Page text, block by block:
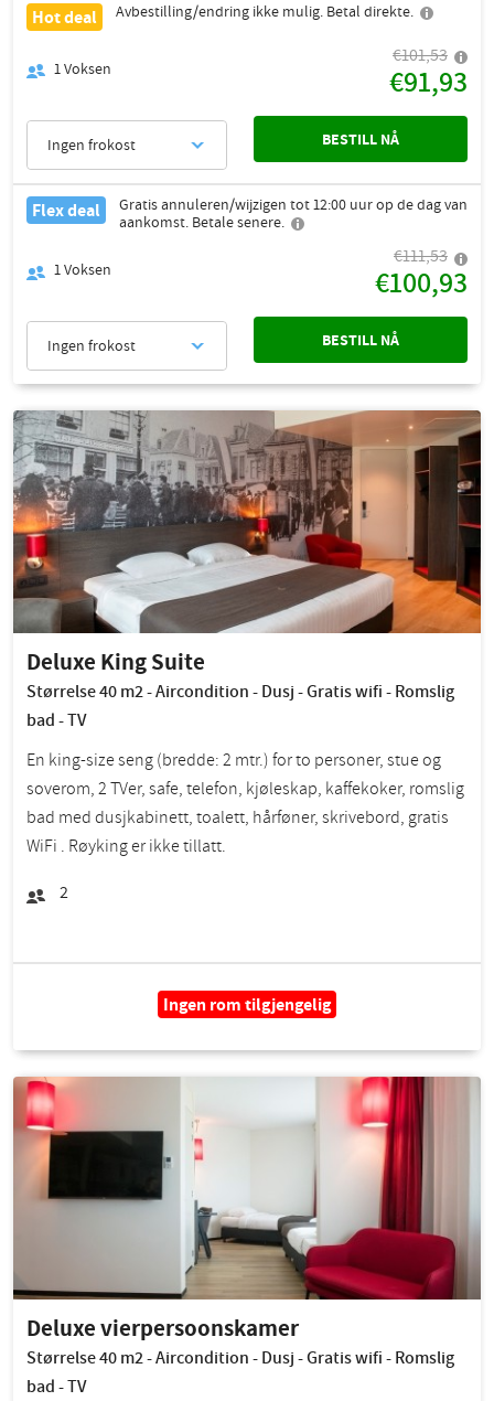
Hot deal Avbestilling/endring ikke mulig. Betal direkte.
1Voksen
€101,53
€91,93
Ingen frokost BESTILL NÅ
Flex deal
Gratis annuleren/wijzigen tot 12:00 uur op de dag van
aankomst. Betale senere.
1Voksen
€111,53
€100,93
Ingen frokost BESTILL NÅ
Deluxe King Suite
Størrelse 40 m2 - Aircondition - Dusj - Gratis wifi - Romslig
bad - TV
En king-size seng (bredde: 2 mtr.) for to personer, stue og
soverom, 2 TVer, safe, telefon, kjøleskap, kaffekoker, romslig
bad med dusjkabinett, toalett, hårføner, skrivebord, gratis
WiFi . Røyking er ikke tillatt.
2
Ingen rom tilgjengelig
Deluxe vierpersoonskamer
Størrelse 40 m2 - Aircondition - Dusj - Gratis wifi - Romslig
bad - TV